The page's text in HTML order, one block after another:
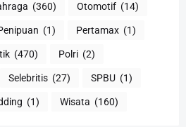
(360) Otomotif (14)
(1) Pertamax (1)
(470) Polri (2)
Selebritis (27) SPBU (1)
(1) Wisata (160)